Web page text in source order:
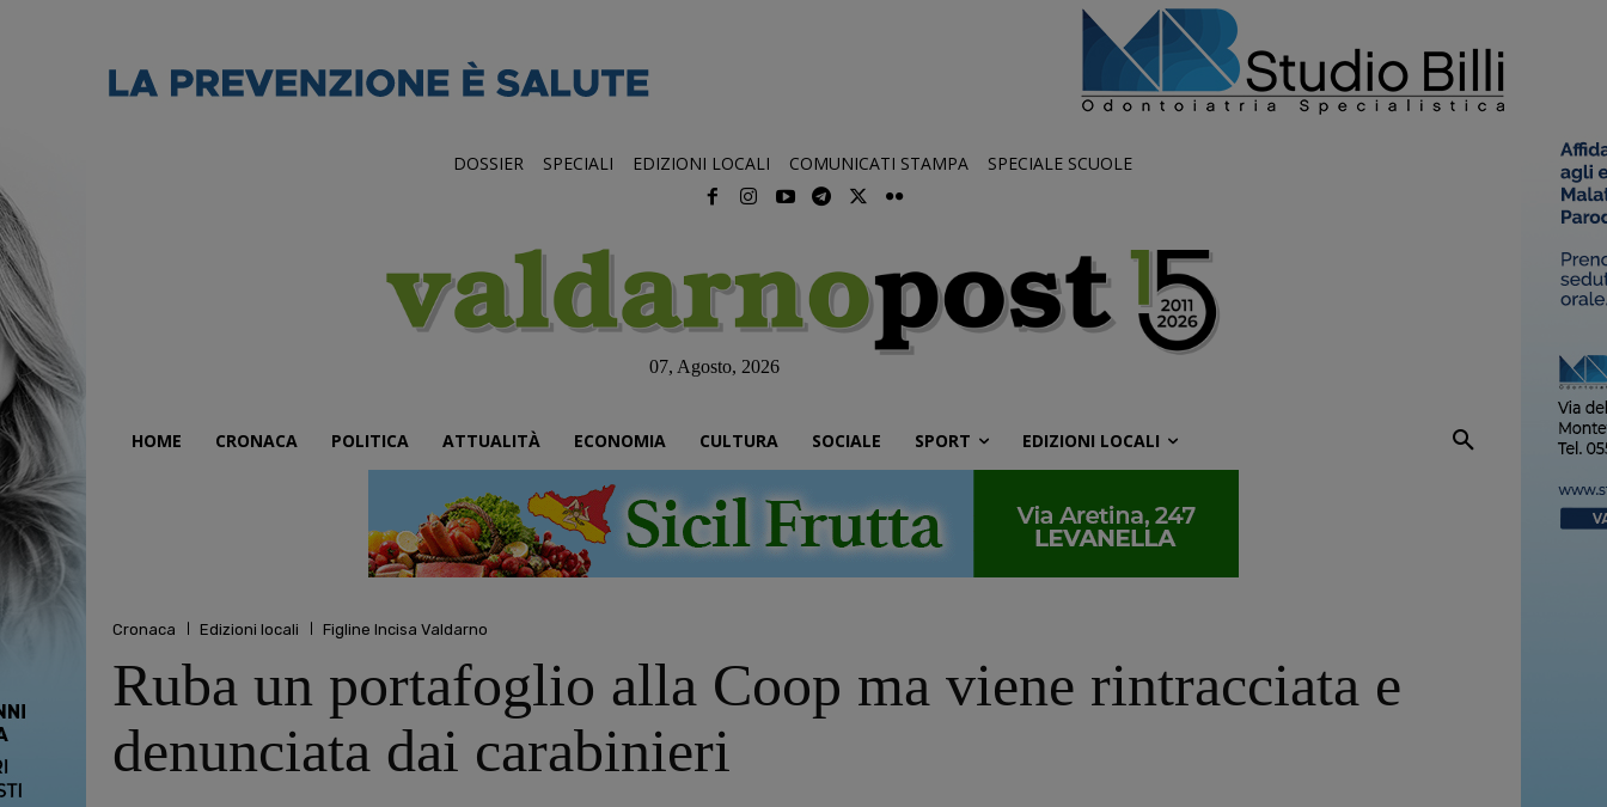
DOSSIER SPECIALI EDIZIONI LOCALI COMUNICATI STAMPA SPECIALE SCUOLE
07, Agosto, 2026
HOME CRONACA POLITICA ATTUALITÀ ECONOMIA CULTURA SOCIALE SPORT EDIZIONI LOCALI
Cronaca Edizioni locali Figline Incisa Valdarno
Ruba un portafoglio alla Coop ma viene rintracciata e
denunciata dai carabinieri